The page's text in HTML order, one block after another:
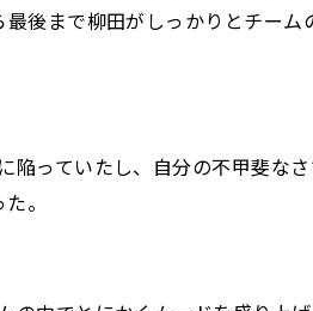
後まで柳田がしっかりとチー
っていたし、自分の不甲斐な
。